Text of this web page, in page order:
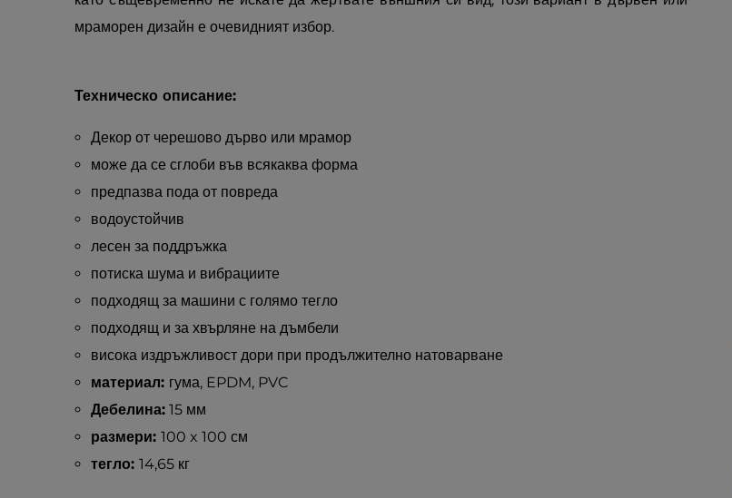
мраморен дизайн е очевидният избор.
Техническо описание:
Декор от черешово дърво или мрамор
може да се сглоби във всякаква форма
предпазва пода от повреда
водоустойчив
лесен за поддръжка
потиска шума и вибрациите
подходящ за машини с голямо тегло
подходящ и за хвърляне на дъмбели
висока издръжливост дори при продължително натоварване
материал: гума, EPDM, PVC
Дебелина:15 мм
размери: 100 x 100 см
тегло: 14,65 кг